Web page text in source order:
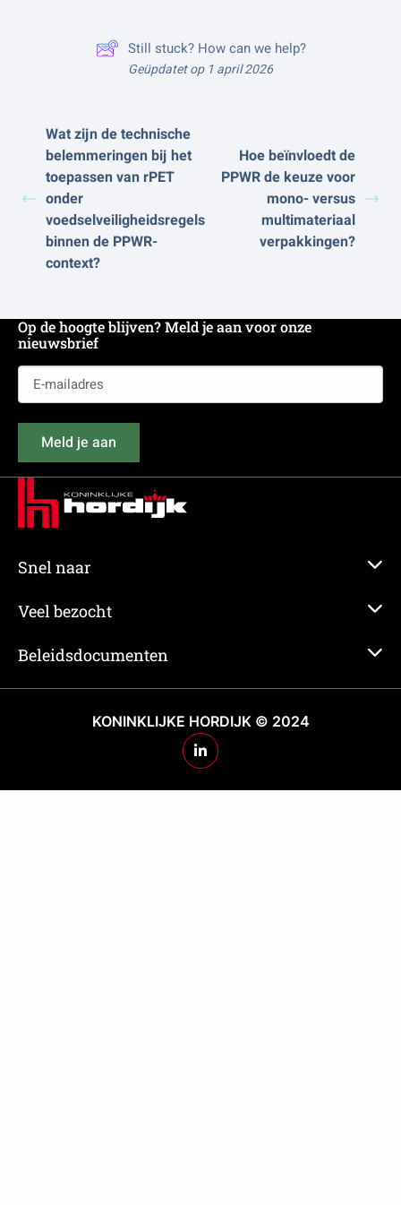
Still stuck? How can we help?
Geüpdatet op 1 april 2026
Wat zijn de technische
belemmeringen bij het
toepassen van rPET
onder
voedselveiligheidsregels
binnen de PPWR-
context?
Hoe beïnvloedt de
PPWR de keuze voor
mono- versus
multimateriaal
verpakkingen?
Op de hoogte blijven? Meld je aan voor onze
nieuwsbrief
mailadres
(Vereist)
Meld je aan
Snel naar
Veel bezocht
Beleidsdocumenten
KONINKLIJKE HORDIJK © 2024
Ga